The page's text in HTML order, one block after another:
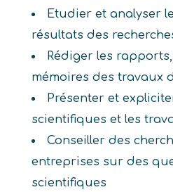
Etudier et analyser
résultats des
Rédiger les
mémoires des travaux
Présenter et
scientifiques et les
Conseiller des
entreprises sur des
scientifiques